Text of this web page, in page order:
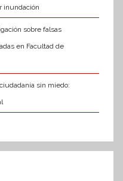
inundación
sobre falsas
en Facultad de
sin miedo: